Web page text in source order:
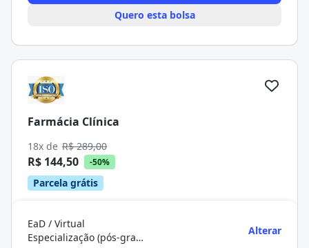
Quero esta bolsa
Farmácia Clínica
18x de R$ 289,00
R$ 144,50 -50%
Parcela grátis
EaD / Virtual
Especialização (pós-graduação)
Alterar